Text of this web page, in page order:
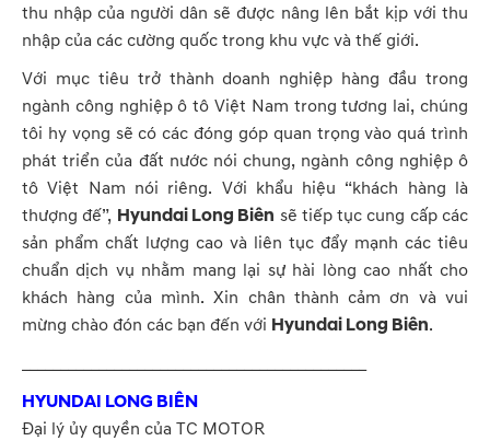
thu nhập của người dân sẽ được nâng lên bắt kịp với thu
nhập của các cường quốc trong khu vực và thế giới.
Với mục tiêu trở thành doanh nghiệp hàng đầu trong
ngành công nghiệp ô tô Việt Nam trong tương lai, chúng
tôi hy vọng sẽ có các đóng góp quan trọng vào quá trình
phát triển của đất nước nói chung, ngành công nghiệp ô
tô Việt Nam nói riêng. Với khẩu hiệu “khách hàng là
thượng đế”, Hyundai Long Biên sẽ tiếp tục cung cấp các
sản phẩm chất lượng cao và liên tục đẩy mạnh các tiêu
chuẩn dịch vụ nhằm mang lại sự hài lòng cao nhất cho
khách hàng của mình. Xin chân thành cảm ơn và vui
mừng chào đón các bạn đến với Hyundai Long Biên.
HYUNDAI LONG BIÊN
Đại lý ủy quyền của TC MOTOR